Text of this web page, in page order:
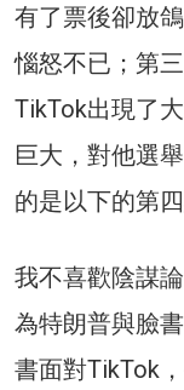
有了票後卻放
惱怒不已；第
TikTok出現了
巨大，對他選
的是以下的第四
我不喜歡陰謀
為特朗普與臉
書面對TikTok